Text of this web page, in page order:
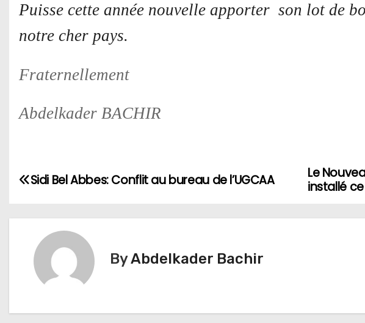
Puisse cette année nouvelle apporter son lot de
notre cher pays.
Fraternellement
Abdelkader BACHIR
N
Le
installé
Sidi Bel Abbes: Conflit au bureau de l’UGCAA
ByAbdelkader Bachir